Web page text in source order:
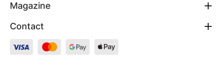
Magazine
Contact